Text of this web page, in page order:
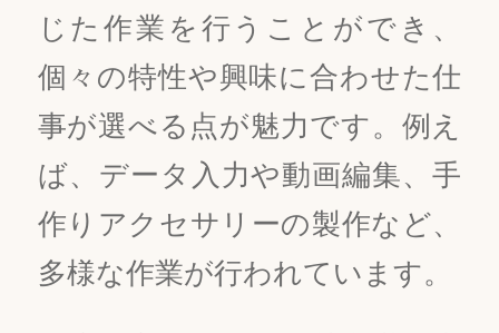
じた作業を行うことができ、
個々の特性や興味に合わせた仕
事が選べる点が魅力です。例え
ば、データ入力や動画編集、手
作りアクセサリーの製作など、
多様な作業が行われています。